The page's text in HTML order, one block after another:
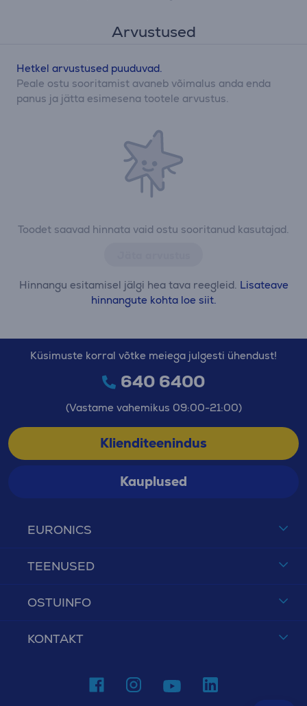
Arvustused
Toodet saavad hinnata vaid ostu sooritanud kasutajad.
Hinnangu esitamisel jälgi hea tava reegleid. Lisateave
hinnangute kohta loe siit.
Hetkel arvustused puuduvad.
Peale ostu sooritamist avaneb võimalus anda enda
panus ja jätta esimesena tootele arvustus.
EURONICS
TEENUSED
OSTUINFO
KONTAKT
Küsimuste korral võtke meiega julgesti ühendust!
640 6400
(Vastame vahemikus 09:00-21:00)
Klienditeenindus
Kauplused